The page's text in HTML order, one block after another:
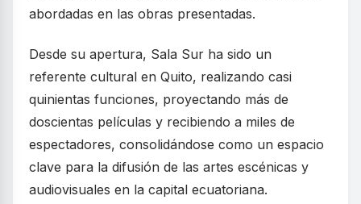
abordadas en las obras presentadas.
Desde su apertura, Sala Sur ha sido un
referente cultural en Quito, realizando casi
quinientas funciones, proyectando más de
doscientas películas y recibiendo a miles de
espectadores, consolidándose como un espacio
clave para la difusión de las artes escénicas y
audiovisuales en la capital ecuatoriana.